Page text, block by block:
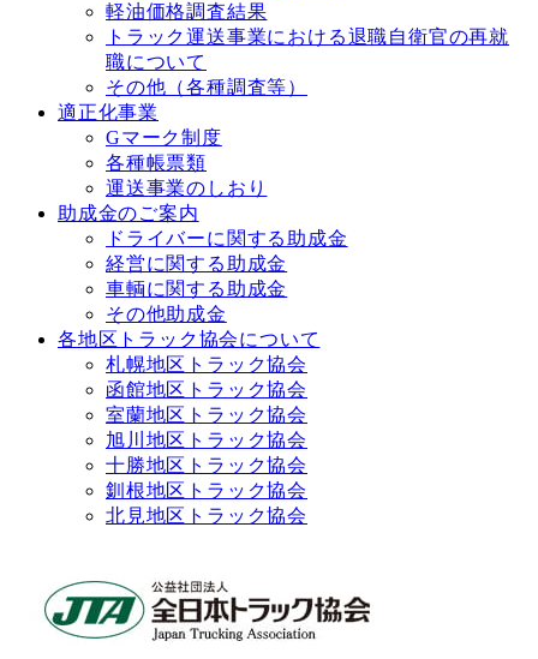
軽油価格調査結果
トラック運送事業における退職⾃衛官の再就
職について
その他（各種調査等）
適正化事業
Gマーク制度
各種帳票類
運送事業のしおり
助成金のご案内
ドライバーに関する助成金
経営に関する助成金
車輌に関する助成金
その他助成金
各地区トラック協会について
札幌地区トラック協会
函館地区トラック協会
室蘭地区トラック協会
旭川地区トラック協会
十勝地区トラック協会
釧根地区トラック協会
北見地区トラック協会